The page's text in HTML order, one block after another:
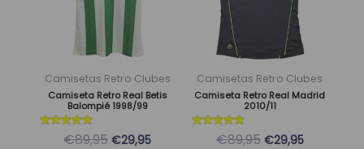
Camisetas Retro Clubes
Camiseta Retro Real Betis
Balompié 1998/99
Valorado
con
€89,95 €29,95
variantes.
Las
opciones
se
pueden
elegir
en
Camisetas Retro Clubes
Camiseta Retro Real Madrid
2010/11
Valorado
con
€89,95 €29,95
variantes.
Las
opciones
se
pueden
elegir
en